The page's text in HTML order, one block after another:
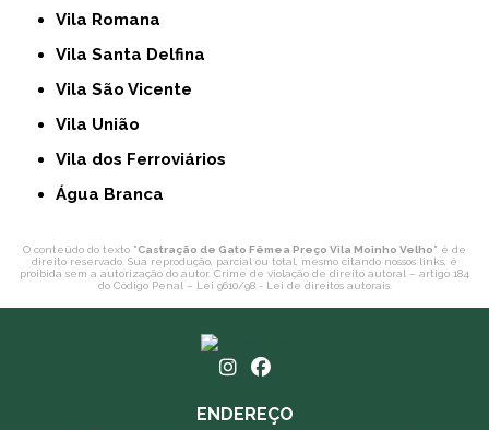
Vila Romana
Vila Santa Delfina
Vila São Vicente
Vila União
Vila dos Ferroviários
Água Branca
O conteúdo do texto "Castração de Gato Fêmea Preço Vila Moinho Velho" é de
direito reservado. Sua reprodução, parcial ou total, mesmo citando nossos links, é
proibida sem a autorização do autor. Crime de violação de direito autoral – artigo 184
do Código Penal – Lei 9610/98 - Lei de direitos autorais.
ENDEREÇO